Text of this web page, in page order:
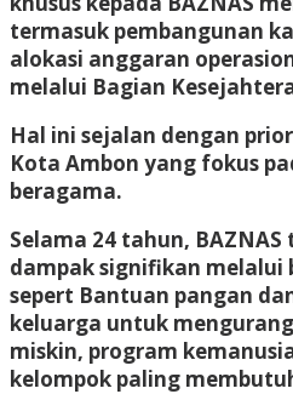
termasuk pembangunan
alokasi anggaran
melalui Bagian
Hal ini sejalan dengan
Kota Ambon yang fokus
beragama.
Selama 24 tahun,
dampak signifikan melalui
sepert Bantuan pangan
keluarga untuk
miskin, program
kelompok paling